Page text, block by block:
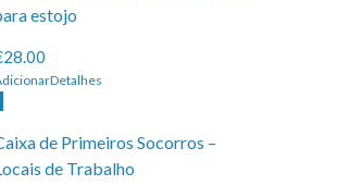
estojo
Detalhes
de Primeiros Socorros –
de Trabalho